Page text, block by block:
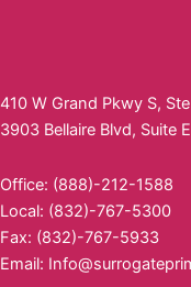
410 W Grand Pkwy S,
3903 Bellaire Blvd, Suite
Office: (888)-212-1588
Local: (832)-767-5300
Fax: (832)-767-5933
Email: